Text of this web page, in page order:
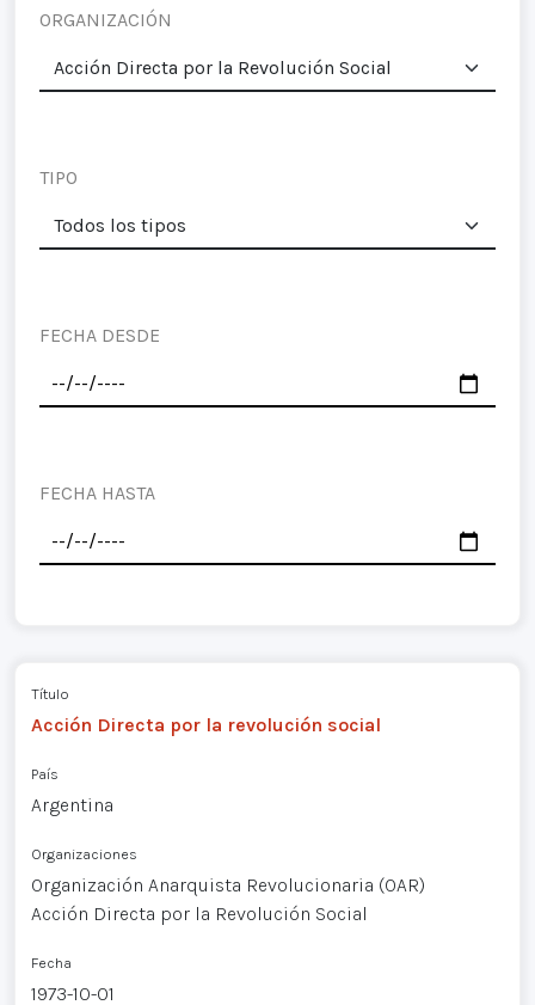
ORGANIZACIÓN
TIPO
FECHA DESDE
FECHA HASTA
Título
Acción Directa por la revolución social
País
Argentina
Organizaciones
Organización Anarquista Revolucionaria (OAR)
Acción Directa por la Revolución Social
Fecha
1973-10-01